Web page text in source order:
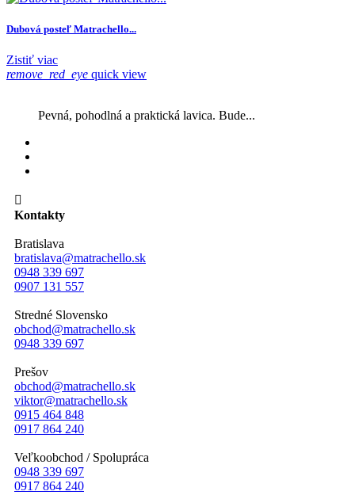
Dubová posteľ Matrachello...
Zistiť viac
remove_red_eye quick view
Pevná, pohodlná a praktická lavica. Bude...

Kontakty
Bratislava
bratislava@matrachello.sk
0948 339 697
0907 131 557
Stredné Slovensko
obchod@matrachello.sk
0948 339 697
Prešov
obchod@matrachello.sk
viktor@matrachello.sk
0915 464 848
0917 864 240
Veľkoobchod / Spolupráca
0948 339 697
0917 864 240